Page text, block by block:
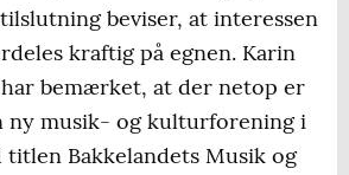
beviser, at interessen
kraftig på egnen. Karin
bemærket, at der netop er
ny musik- og kulturforening i
Bakkelandets Musik og